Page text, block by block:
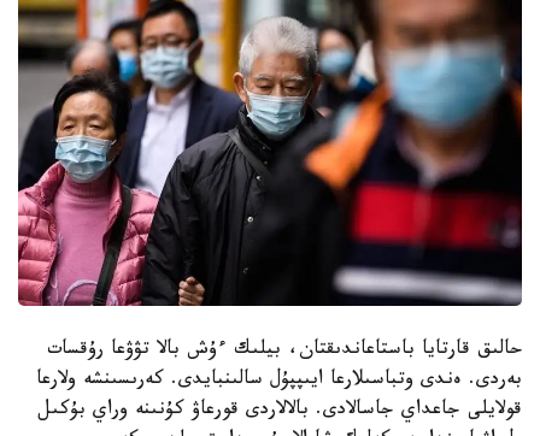
حالىق قارتايا باستاعاندىقتان، بيلىك ءۇش بالا تۋۋعا رۇقسات
بەردى. ەندى وتباسىلارعا ايىپپۇل سالىنبايدى. كەرىسىنشە ولارعا
قولايلى جاعداي جاسالادى. بالالاردى قورعاۋ كۇنىنە وراي بۇكىل